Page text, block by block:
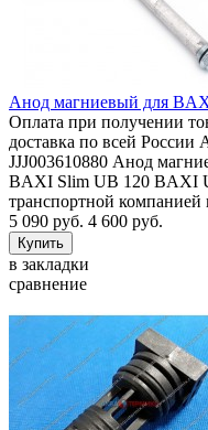
Анод магниевый для
Оплата при получении
доставка по всей России
JJJ003610880 Анод
BAXI Slim UB 120 BAXI
транспортной
5 090 руб. 4 600 руб.
в закладки
сравнение